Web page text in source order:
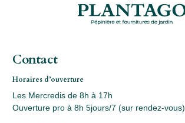
Contact
Horaires d’ouverture
Les Mercredis de 8h à 17h
Ouverture pro à 8h 5jours/7 (sur rendez-vous)